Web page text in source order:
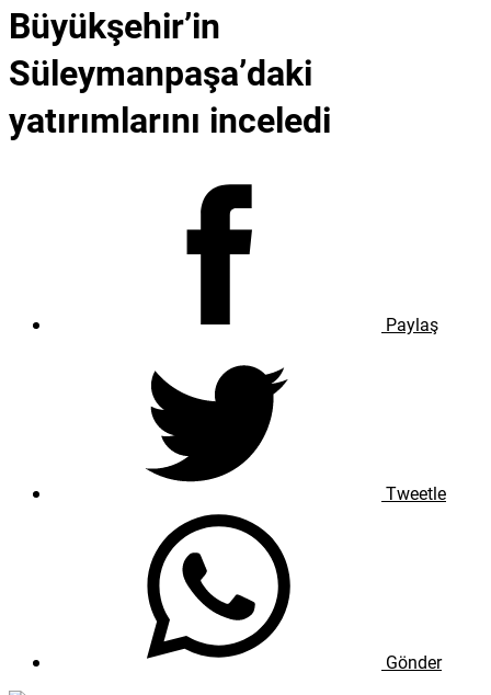
Büyükşehir’in
Süleymanpaşa’daki
yatırımlarını inceledi
Paylaş
Tweetle
Gönder